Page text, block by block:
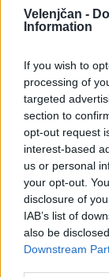
Velenjčan -
Information
If you wish to
processing of
targeted
section to
opt-out request
interest-based
us or personal
your opt-out.
disclosure of
IAB’s list of
also be
Downstream
AVG Odiseja
AVG
9
Obišči
10:00
AVG
9
Tačke
16:00
10
Minute
09:00